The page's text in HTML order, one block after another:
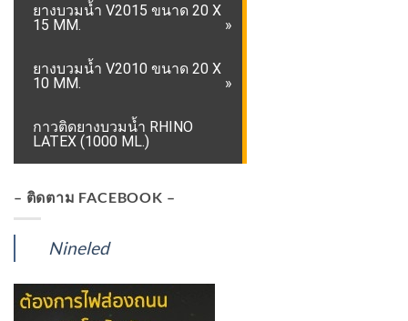
ยางบวมน้ำ V2015 ขนาด 20 X
15 MM.
ยางบวมน้ำ V2010 ขนาด 20 X
10 MM.
กาวติดยางบวมน้ำ RHINO
LATEX (1000 ML.)
– ติดตาม FACEBOOK –
Nineled